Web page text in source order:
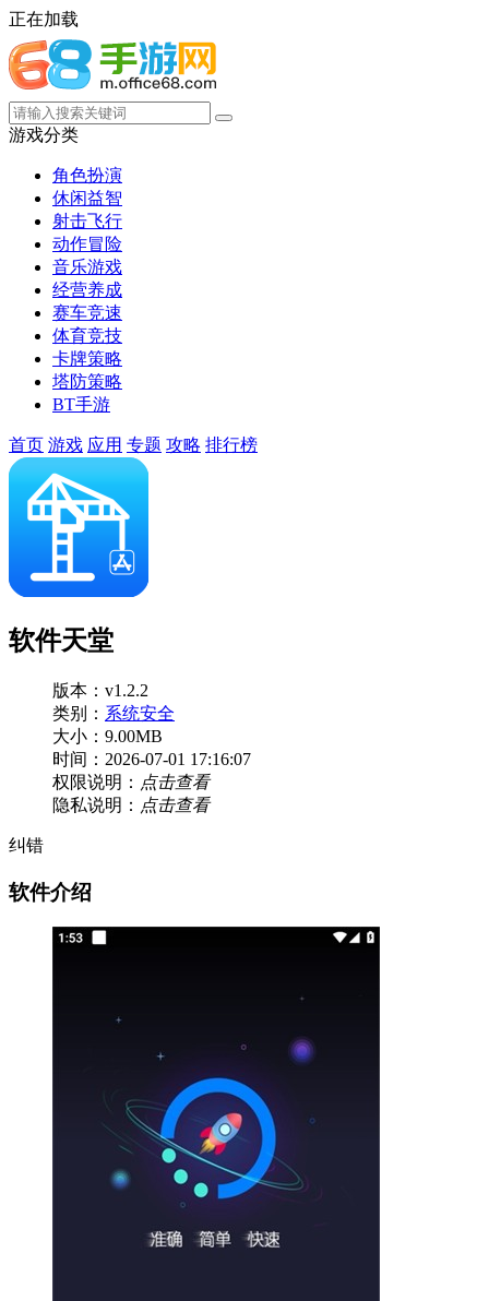
正在加载
游戏分类
角色扮演
休闲益智
射击飞行
动作冒险
音乐游戏
经营养成
赛车竞速
体育竞技
卡牌策略
塔防策略
BT手游
首页 游戏 应用 专题 攻略 排行榜
软件天堂
版本：v1.2.2
类别： 系统安全
大小：9.00MB
时间：2026-07-01 17:16:07
权限说明： 点击查看
隐私说明： 点击查看
纠错
软件介绍